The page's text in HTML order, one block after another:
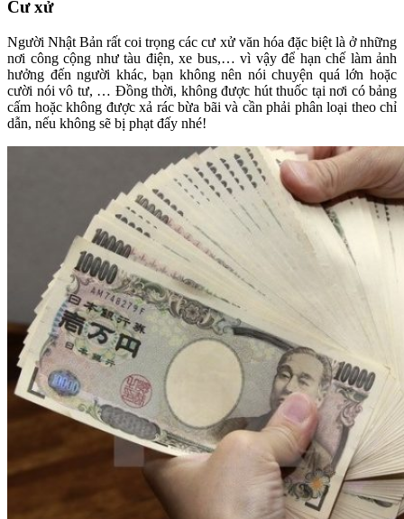
Cư xử
Người Nhật Bản rất coi trọng các cư xử văn hóa đặc biệt là ở những
nơi công cộng như tàu điện, xe bus,… vì vậy để hạn chế làm ảnh
hưởng đến người khác, bạn không nên nói chuyện quá lớn hoặc
cười nói vô tư, … Đồng thời, không được hút thuốc tại nơi có bảng
cấm hoặc không được xả rác bừa bãi và cần phải phân loại theo chỉ
dẫn, nếu không sẽ bị phạt đấy nhé!